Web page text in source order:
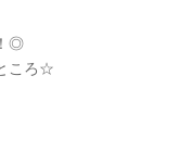
◎
ころ☆